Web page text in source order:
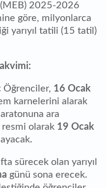
(MEB) 2025-2026
göre, milyonlarca
yarıyıl tatili (15 tatil)
Öğrenciler, 16 Ocak
karnelerini alarak
ara
olarak 19 Ocak
sürecek olan yarıyıl
günü sona erecek.